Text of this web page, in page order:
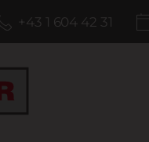
+43 1 604 42 31